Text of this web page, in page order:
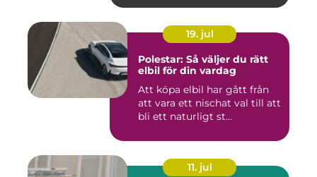
19. jul
Polestar: Så väljer du rätt
elbil för din vardag
Att köpa elbil har gått från
att vara ett nischat val till att
bli ett naturligt st...
11. jul